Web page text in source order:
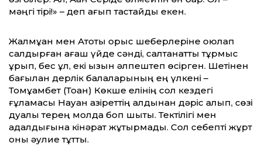
мәңгі тірі!» – деп қағып тастайды екен.
Жалмұқан мен Ақтоқты орыс шебер­леріне оюлап
салдырған ағаш үйде сәнді, салтанатты тұрмыс
құрып, бес ұл, екі қызын әлпештеп өсірген. Шетінен
бағы­лан дерлік балаларының ең үлкені –
Тоқмұқамбет (Тоқан) Көкше елінің сол кездегі
ғұламасы Науан қазіреттің алдынан дәріс алып, сөзі
дуалы терең молда боп шықты. Тектілігі мен
адалдығына кінәрат жұқтырмады. Сол себепті жұрт
оны әулие тұтты.